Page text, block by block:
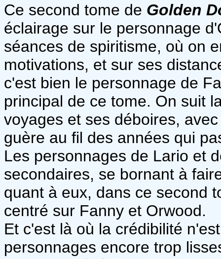
Ce second tome de Golden
éclairage sur le personnage
séances de spiritisme, où on
motivations, et sur ses
c'est bien le personnage de
principal de ce tome. On suit
voyages et ses déboires,
guère au fil des années qui
Les personnages de Lario et
secondaires, se bornant à
quant à eux, dans ce second
centré sur Fanny et Orwood.
Et c'est là où la crédibilité
personnages encore trop